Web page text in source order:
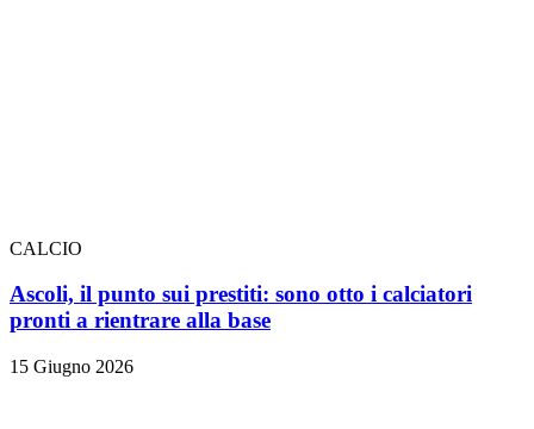
CALCIO
Ascoli, il punto sui prestiti: sono otto i calciatori
pronti a rientrare alla base
15 Giugno 2026